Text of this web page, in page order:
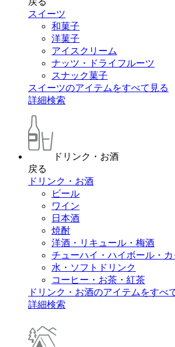
スイーツ
和菓子
洋菓子
アイスクリーム
ナッツ・ドライフルーツ
スナック菓子
スイーツのアイテムをすべて見る
詳細検索
ドリンク・お酒
戻る
ドリンク・お酒
ビール
ワイン
日本酒
焼酎
洋酒・リキュール・梅酒
チューハイ・ハイボール・
水・ソフトドリンク
コーヒー・お茶・紅茶
ドリンク・お酒のアイテムをすべ
詳細検索